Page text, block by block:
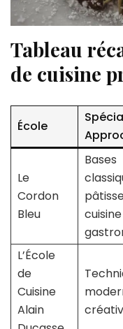
Tableau
de cuisine
École
Le
Cordon
Bleu
Bases
cuisine
L’École
de
Cuisine
Alain